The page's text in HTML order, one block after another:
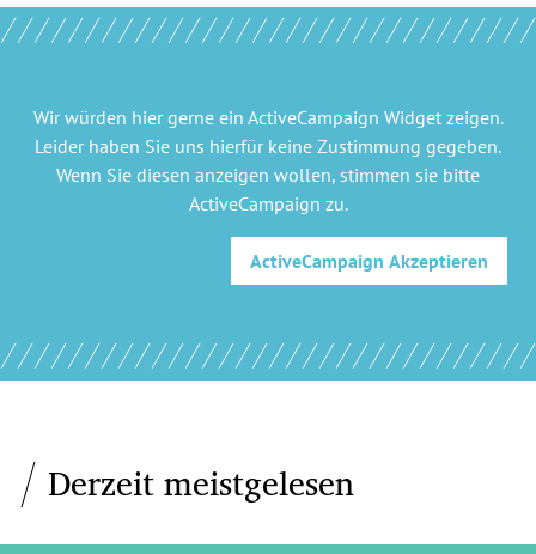
Wir würden hier gerne ein ActiveCampaign Widgetzeigen.
Leider haben Sie uns hierfür keine Zustimmung gegeben.
Wenn Sie diesen anzeigen wollen, stimmen sie bitte
ActiveCampaign zu.
ActiveCampaign Akzeptieren
Derzeit meistgelesen